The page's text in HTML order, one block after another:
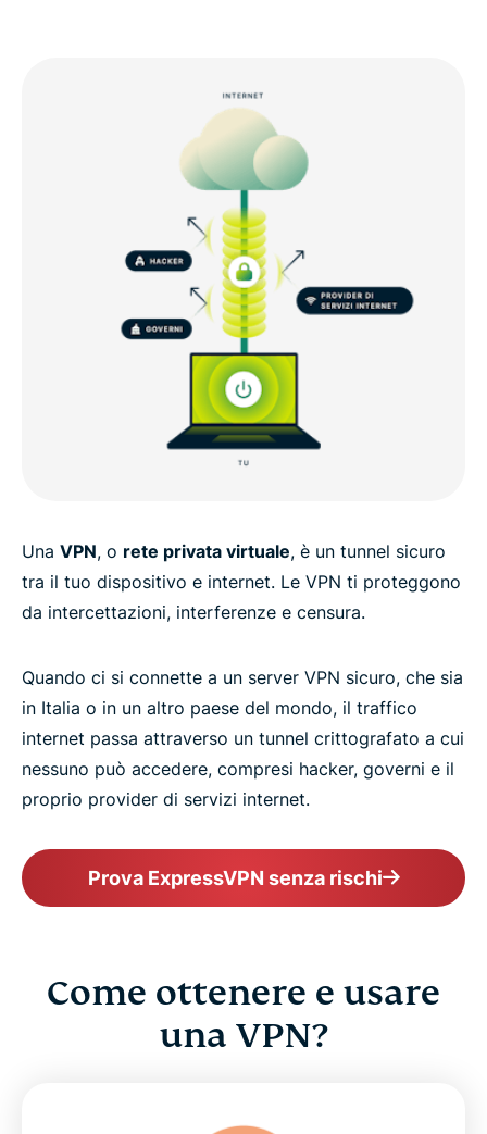
Una VPN, o rete privata virtuale, è un tunnel sicuro
tra il tuo dispositivo e internet. Le VPN ti proteggono
da intercettazioni, interferenze e censura.
Quando ci si connette a un server VPN sicuro, che sia
in Italia o in un altro paese del mondo, il traffico
internet passa attraverso un tunnel crittografato a cui
nessuno può accedere, compresi hacker, governi e il
proprio provider di servizi internet.
Prova ExpressVPN senza rischi
Come ottenere e usare
una VPN?